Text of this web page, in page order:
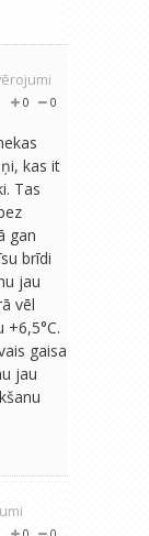
0
0
kas it
Tas
gan
brīdi
jau
vēl
gaisa
jau